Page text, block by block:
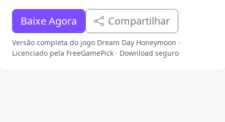
Baixe Agora Compartilhar
Versão completa do jogo Dream Day Honeymoon ·
Licenciado pela FreeGamePick · Download seguro